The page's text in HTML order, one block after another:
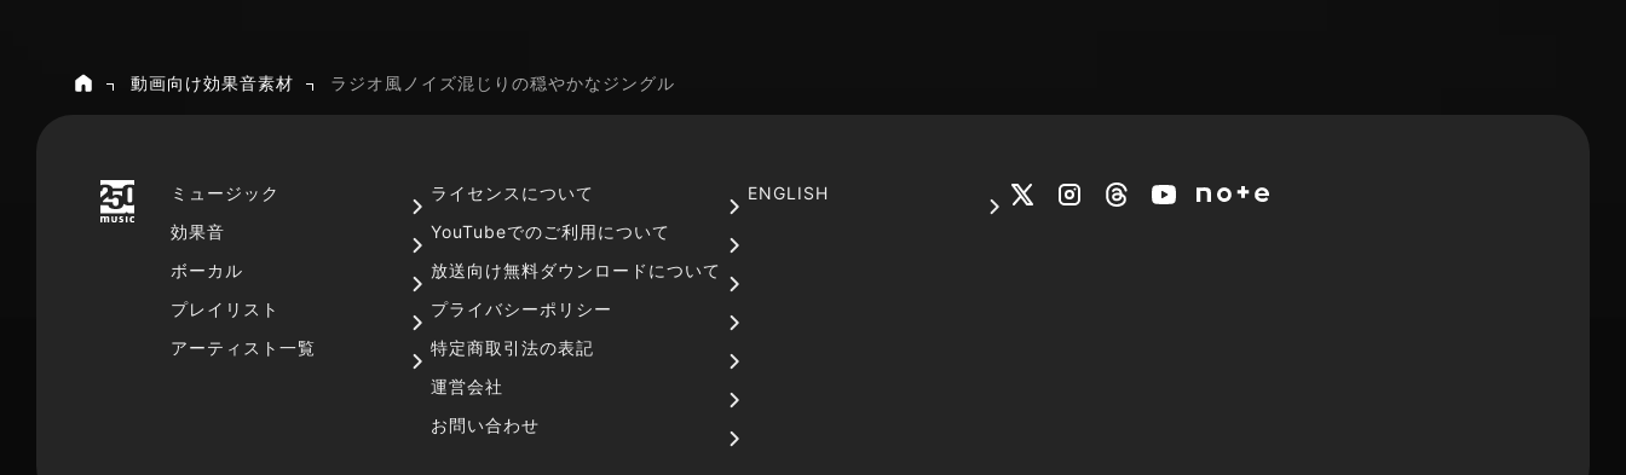
ホーム動画向け効果音素材 ラジオ風ノイズ混じりの穏やかなジングル
ミュージック
効果音
ボーカル
プレイリスト
アーティスト一覧
ライセンスについて
YouTubeでのご利用について
放送向け無料ダウンロードについて
プライバシーポリシー
特定商取引法の表記
運営会社
お問い合わせ
ENGLISH